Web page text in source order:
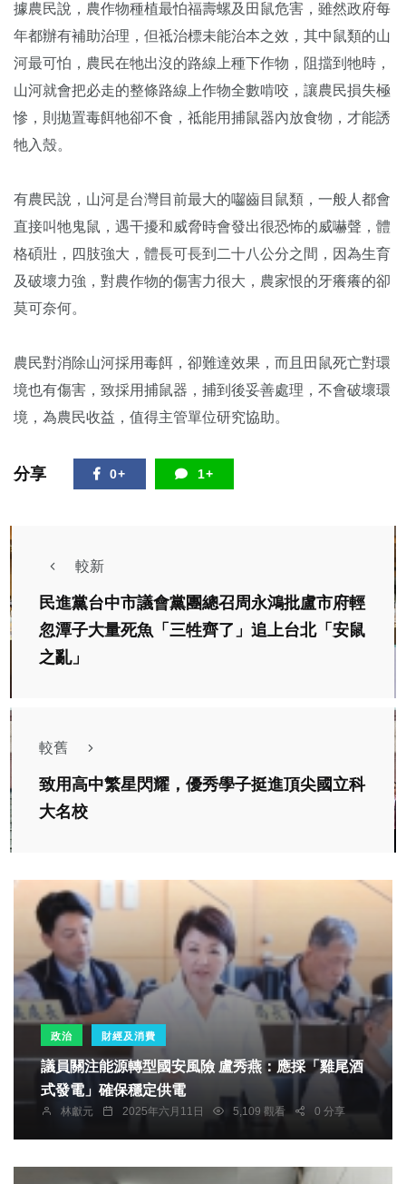
據農民說，農作物種植最怕福壽螺及田鼠危害，雖然政府每
年都辦有補助治理，但祗治標未能治本之效，其中鼠類的山
河最可怕，農民在牠出沒的路線上種下作物，阻擋到牠時，
山河就會把必走的整條路線上作物全數啃咬，讓農民損失極
慘，則拋置毒餌牠卻不食，祗能用捕鼠器內放食物，才能誘
牠入殼。
有農民說，山河是台灣目前最大的囓齒目鼠類，一般人都會
直接叫牠鬼鼠，遇干擾和威脅時會發出很恐怖的威嚇聲，體
格碩壯，四肢強大，體長可長到二十八公分之間，因為生育
及破壞力強，對農作物的傷害力很大，農家恨的牙癢癢的卻
莫可奈何。
農民對消除山河採用毒餌，卻難達效果，而且田鼠死亡對環
境也有傷害，致採用捕鼠器，捕到後妥善處理，不會破壞環
境，為農民收益，值得主管單位研究協助。
分享 0+ 1+
較新
民進黨台中市議會黨團總召周永鴻批盧市府輕
忽潭子大量死魚「三牲齊了」追上台北「安鼠
之亂」
較舊
致用高中繁星閃耀，優秀學子挺進頂尖國立科
大名校
政治 財經及消費
議員關注能源轉型國安風險 盧秀燕：應採「雞尾酒
式發電」確保穩定供電
林獻元 2025年六月11日 5,109 觀看 0 分享